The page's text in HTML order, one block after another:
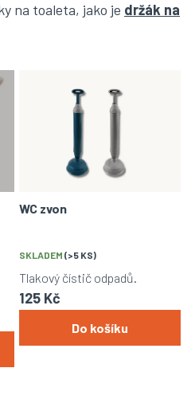
na toaleta, jako je držák na
WC zvon
SKLADEM (>5 KS)
125 Kč
Do košíku
Tlakový čístič odpadů.